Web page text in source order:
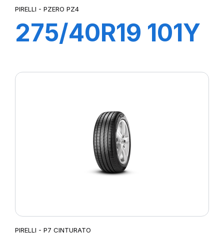
PIRELLI - PZERO PZ4
275/40R19 101Y
PIRELLI - P7 CINTURATO